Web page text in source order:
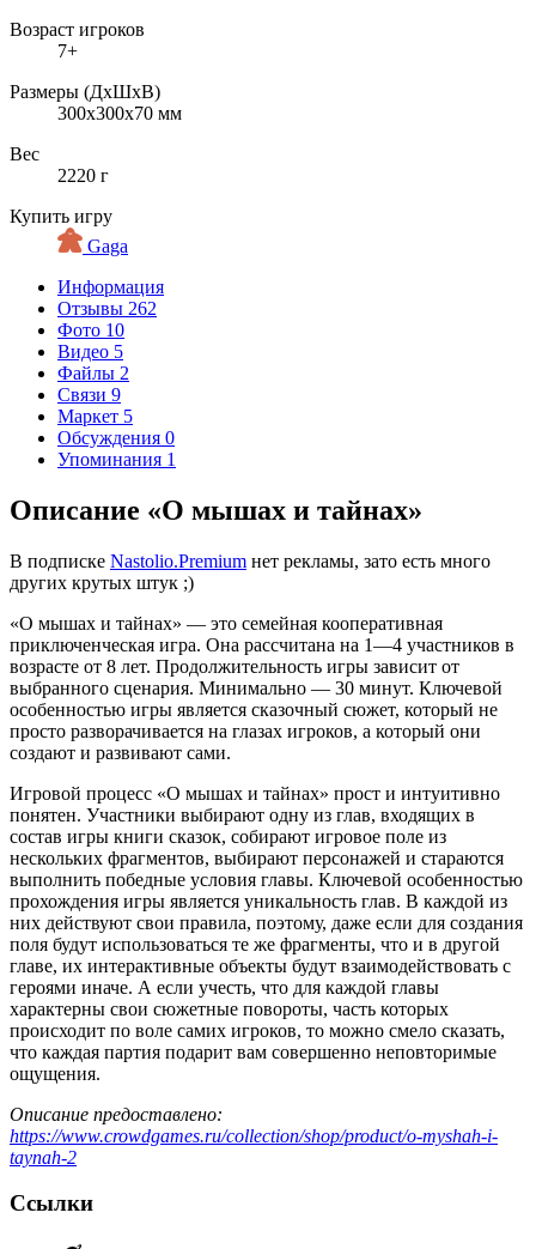
Возраст игроков
7+
Размеры (ДxШxВ)
300x300x70 мм
Вес
2220 г
Купить игру
Gaga
Информация
Отзывы 262
Фото 10
Видео 5
Файлы 2
Связи 9
Маркет 5
Обсуждения 0
Упоминания 1
Описание «О мышах и тайнах»
В подписке Nastolio.Premium нет рекламы, зато есть много
других крутых штук ;)
«О мышах и тайнах» — это семейная кооперативная
приключенческая игра. Она рассчитана на 1—4 участников в
возрасте от 8 лет. Продолжительность игры зависит от
выбранного сценария. Минимально — 30 минут. Ключевой
особенностью игры является сказочный сюжет, который не
просто разворачивается на глазах игроков, а который они
создают и развивают сами.
Игровой процесс «О мышах и тайнах» прост и интуитивно
понятен. Участники выбирают одну из глав, входящих в
состав игры книги сказок, собирают игровое поле из
нескольких фрагментов, выбирают персонажей и стараются
выполнить победные условия главы. Ключевой особенностью
прохождения игры является уникальность глав. В каждой из
них действуют свои правила, поэтому, даже если для создания
поля будут использоваться те же фрагменты, что и в другой
главе, их интерактивные объекты будут взаимодействовать с
героями иначе. А если учесть, что для каждой главы
характерны свои сюжетные повороты, часть которых
происходит по воле самих игроков, то можно смело сказать,
что каждая партия подарит вам совершенно неповторимые
ощущения.
Описание предоставлено:
https://www.crowdgames.ru/collection/shop/product/o-myshah-i-
taynah-2
Ссылки